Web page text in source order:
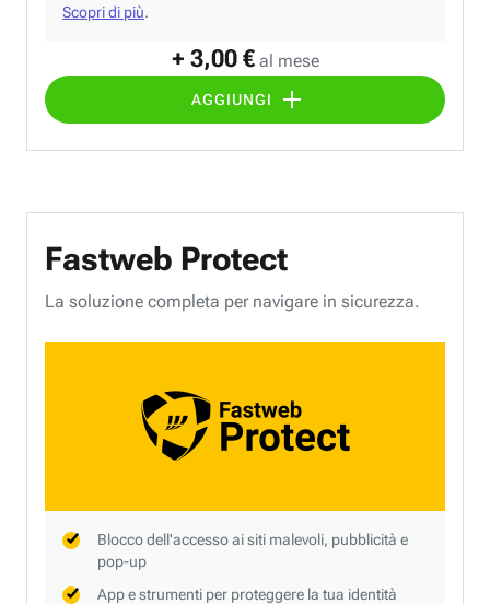
+ 3,00 € al mese
AGGIUNGI
Scopri di più.
Fastweb Protect
La soluzione completa per navigare in sicurezza.
Blocco dell'accesso ai siti malevoli, pubblicità e
pop-up
App e strumenti per proteggere la tua identità